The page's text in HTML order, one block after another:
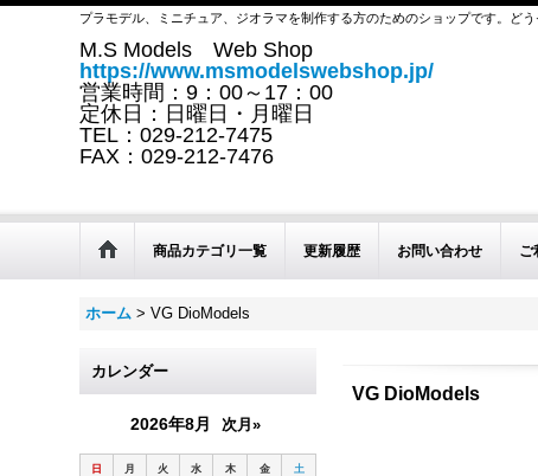
プラモデル、ミニチュア、ジオラマを制作する方のためのショップです。ど
M.S Models Web Shop
https://www.msmodelswebshop.jp/
営業時間：9：00～17：00
定休日：日曜日・月曜日
TEL：029-212-7475
FAX：029-212-7476
商品カテゴリ一覧 更新履歴 お問い合わせ ご
ホーム > VG DioModels
カレンダー
2026年8月 次月»
日 月 火 水 木 金 土
VG DioModels